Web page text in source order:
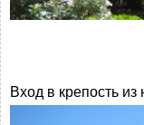
Вход в крепость